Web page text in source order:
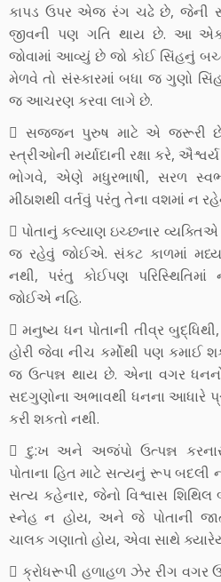
કાપડ ઉપર એજ રંગ ચઢે છે, જેની
જીવની પણ ગતિ થાય છે. આ એક
જોવામાં આવ્યું છે જો કોઈ સિંહનું
મેળવે તો સંસ્કારમાં બધા જ ગુણો
જ આચરણ કરવા લાગે છે.
 સજ્જન પુરુષ માટે એ જરૂરી છે
સ્ત્રીઓની મર્યાદાની રક્ષા કરે,
ભોગવે, એણે મધુરભાષી, સરળ
મીઠાશથી વર્તવું પરંતુ તેના વશમાં ન
 પોતાનું કલ્યાણ ઇચ્છનાર
જ રહેવું જોઈએ. સંકટ કાળમાં
નથી, પરંતુ કોઈપણ
જોઈએ નહિ.
 મનુષ્ય ધન પોતાની તીવ્ર
હોરી જેવા નીચ કર્મોથી પણ કમાઈ
જ ઉત્પન્ન થાય છે. એના વગર
સદગુણોના અભાવથી ધનના આધારે
કરી શકતો નથી.
 દુ:ખ અને અજંપો ઉત્પન્ન
પોતાના હિત માટે સત્યનું રૂપ બદલી
સત્ય કહેનાર, જેનો વિશ્વાસ
સ્નેહ ન હોય, અને જે પોતાની
ચાલક ગણાતો હોય, એવા સાથે
 ક્રોધરૂપી હળાહળ ઝેર રીગ વગર